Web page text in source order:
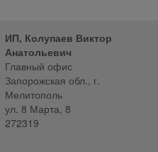
ИП, Колупаев Виктор
Анатольевич
Главный офис
Запорожская обл., г.
Мелитополь
ул. 8 Марта, 8
272319